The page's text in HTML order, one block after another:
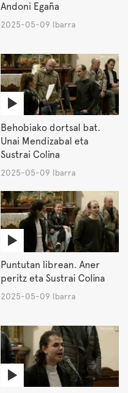
Andoni Egaña
2025-05-09 Ibarra
Behobiako dortsal bat.
Unai Mendizabal eta
Sustrai Colina
2025-05-09 Ibarra
Puntutan librean. Aner
peritz eta Sustrai Colina
2025-05-09 Ibarra